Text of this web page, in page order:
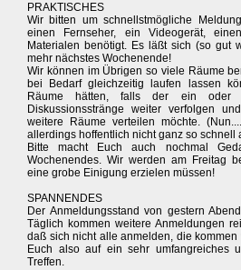
PRAKTISCHES
Wir bitten um schnellstmögliche
einen Fernseher, ein Videogerät,
Materialen benötigt. Es läßt sich (so gut
mehr nächstes Wochenende!
Wir können im Übrigen so viele Räume
bei Bedarf gleichzeitig laufen lassen
Räume hätten, falls der ein oder
Diskussionsstränge weiter verfolgen
weitere Räume verteilen möchte.
allerdings hoffentlich nicht ganz so schnell
Bitte macht Euch auch nochmal
Wochenendes. Wir werden am Freitag
eine grobe Einigung erzielen müssen!
SPANNENDES
Der Anmeldungsstand von gestern
Täglich kommen weitere Anmeldungen
daß sich nicht alle anmelden, die
Euch also auf ein sehr umfangreiches
Treffen.